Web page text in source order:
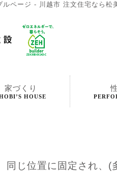
ページ - 川越市 注文住宅なら松
家づくり
HOUSE
同じ位置に固定され、(